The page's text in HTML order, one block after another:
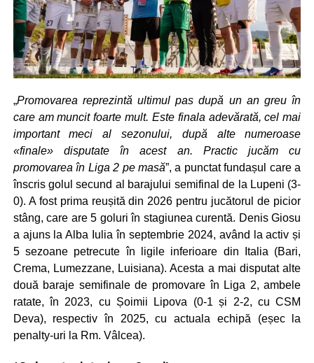
„Promovarea reprezintă ultimul pas după un an greu în
care am muncit foarte mult. Este finala adevărată, cel mai
important meci al sezonului, după alte numeroase
«finale» disputate în acest an. Practic jucăm cu
promovarea în Liga 2 pe masă”, a punctat fundașul care a
înscris golul secund al barajului semifinal de la Lupeni (3-
0). A fost prima reușită din 2026 pentru jucătorul de picior
stâng, care are 5 goluri în stagiunea curentă. Denis Giosu
a ajuns la Alba Iulia în septembrie 2024, având la activ și
5 sezoane petrecute în ligile inferioare din Italia (Bari,
Crema, Lumezzane, Luisiana). Acesta a mai disputat alte
două baraje semifinale de promovare în Liga 2, ambele
ratate, în 2023, cu Șoimii Lipova (0-1 și 2-2, cu CSM
Deva), respectiv în 2025, cu actuala echipă (eșec la
penalty-uri la Rm. Vâlcea).